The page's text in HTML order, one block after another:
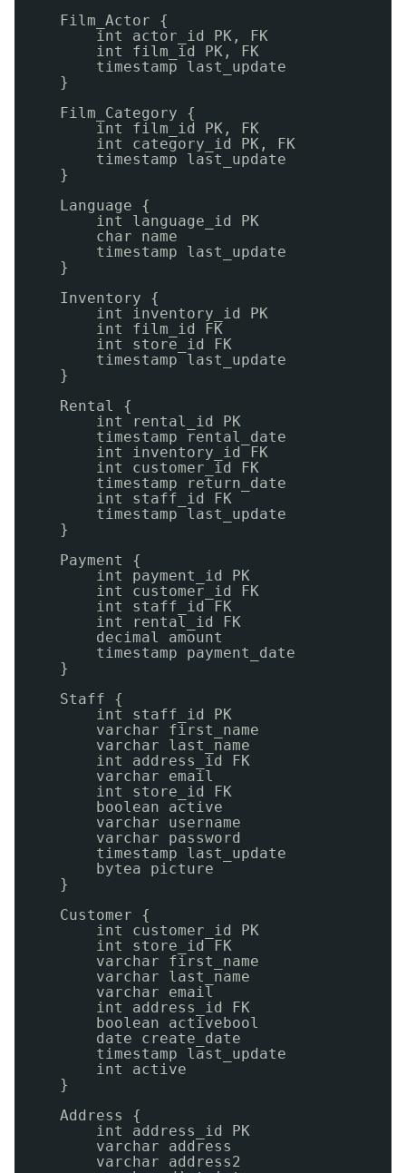
Film_Actor {
int actor_id PK, FK
int film_id PK, FK
timestamp last_update
}
Film_Category {
int film_id PK, FK
int category_id PK, FK
timestamp last_update
}
Language {
int language_id PK
char name
timestamp last_update
}
Inventory {
int inventory_id PK
int film_id FK
int store_id FK
timestamp last_update
}
Rental {
int rental_id PK
timestamp rental_date
int inventory_id FK
int customer_id FK
timestamp return_date
int staff_id FK
timestamp last_update
}
Payment {
int payment_id PK
int customer_id FK
int staff_id FK
int rental_id FK
decimal amount
timestamp payment_date
}
Staff {
int staff_id PK
varchar first_name
varchar last_name
int address_id FK
varchar email
int store_id FK
boolean active
varchar username
varchar password
timestamp last_update
bytea picture
}
Customer {
int customer_id PK
int store_id FK
varchar first_name
varchar last_name
varchar email
int address_id FK
boolean activebool
date create_date
timestamp last_update
int active
}
Address {
int address_id PK
varchar address
varchar address2